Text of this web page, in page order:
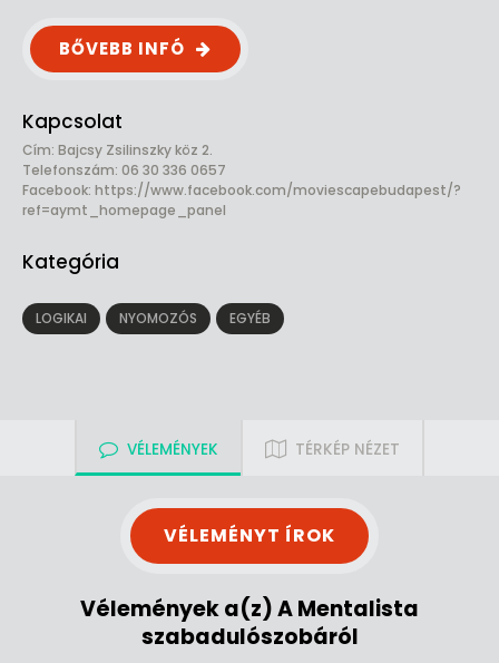
BŐVEBB INFÓ
Kapcsolat
Cím: Bajcsy Zsilinszky köz 2.
Telefonszám: 06 30 336 0657
Facebook: https://www.facebook.com/moviescapebudapest/?
ref=aymt_homepage_panel
Kategória
LOGIKAI NYOMOZÓS EGYÉB
VÉLEMÉNYEK TÉRKÉP NÉZET
VÉLEMÉNYT ÍROK
Vélemények a(z) A Mentalista
szabadulószobáról